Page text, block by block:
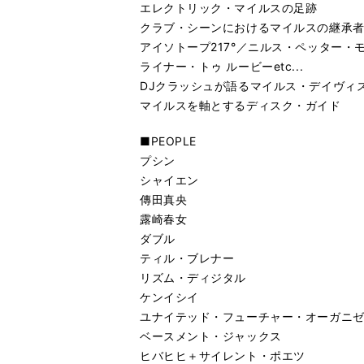
エレクトリック・マイルスの足跡
クラブ・シーンにおけるマイルスの継承
アイソトープ217°／ニルス・ペッター・
ライナー・トゥ ルービーetc...
DJクラッシュが語るマイルス・デイヴィ
マイルスを軸とするディスク・ガイド
■PEOPLE
プシン
シャイエン
傳田真央
露崎春女
ダブル
ティル・ブレナー
リズム・ディジタル
ケンイシイ
ユナイテッド・フューチャー・オーガニ
ベースメント・ジャックス
ヒバヒヒ＋サイレント・ポエツ